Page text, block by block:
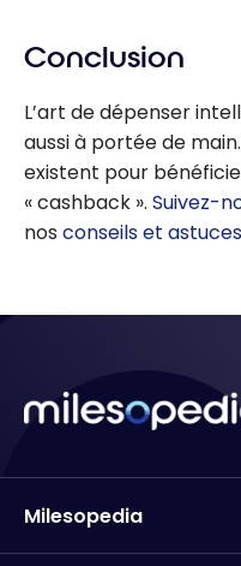
250 $ de
argent!
argent à
avec la
carte
Mastercar
d BMO
Remises
Conclusion
L’art de dépenser
aussi à portée de
existent pour
« cashback ». Suivez-
nos conseils et astuces
Milesopedia